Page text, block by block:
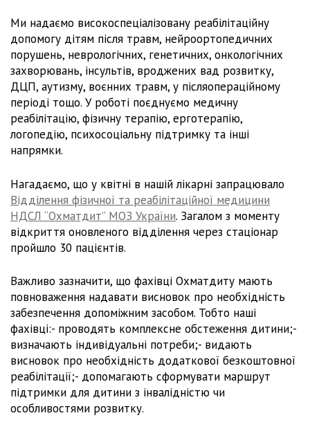
Ми надаємо високоспеціалізовану реабілітаційну
допомогу дітям після травм, нейроортопедичних
порушень, неврологічних, генетичних, онкологічних
захворювань, інсультів, вроджених вад розвитку,
ДЦП, аутизму, воєнних травм, у післяопераційному
періоді тощо. У роботі поєднуємо медичну
реабілітацію, фізичну терапію, ерготерапію,
логопедію, психосоціальну підтримку та інші
напрямки.
Нагадаємо, що у квітні в нашій лікарні запрацювало
Відділення фізичної та реабілітаційної медицини
НДСЛ “Охматдит” МОЗ України. Загалом з моменту
відкриття оновленого відділення через стаціонар
пройшло 30 пацієнтів.
Важливо зазначити, що фахівці Охматдиту мають
повноваження надавати висновок про необхідність
забезпечення допоміжним засобом. Тобто наші
фахівці:- проводять комплексне обстеження дитини;-
визначають індивідуальні потреби;- видають
висновок про необхідність додаткової безкоштовної
реабілітації;- допомагають сформувати маршрут
підтримки для дитини з інвалідністю чи
особливостями розвитку.